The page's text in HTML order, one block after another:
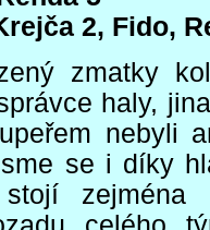
2, Fido,
zmatky
haly,
nebyli
se i díky
zejména